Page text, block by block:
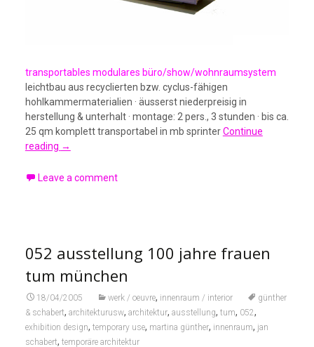
transportables modulares büro/show/wohnraumsystem
leichtbau aus recyclierten bzw. cyclus-fähigen
hohlkammermaterialien · äusserst niederpreisig in
herstellung & unterhalt · montage: 2 pers., 3 stunden · bis ca.
25 qm komplett transportabel in mb sprinterContinue
reading →
Leave a comment
052 ausstellung 100 jahre frauen
tum münchen
18/04/2005 werk / oeuvre, innenraum / interior
günther
& schabert, architekturusw, architektur, ausstellung, tum, 052,
exhibition design, temporary use, martina günther, innenraum, jan
schabert, temporäre architektur